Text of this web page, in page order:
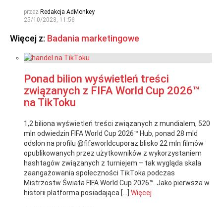
przez Redakcja AdMonkey
25/10/2023, 11:56
Więcej z: Badania marketingowe
Ponad bilion wyświetleń treści
związanych z FIFA World Cup 2026™
na TikToku
1,2 biliona wyświetleń treści związanych z mundialem, 520
mln odwiedzin FIFA World Cup 2026™ Hub, ponad 28 mld
odsłon na profilu @fifaworldcuporaz blisko 22 mln filmów
opublikowanych przez użytkowników z wykorzystaniem
hashtagów związanych z turniejem – tak wygląda skala
zaangażowania społeczności TikToka podczas
Mistrzostw Świata FIFA World Cup 2026™. Jako pierwsza w
historii platforma posiadająca […] Więcej